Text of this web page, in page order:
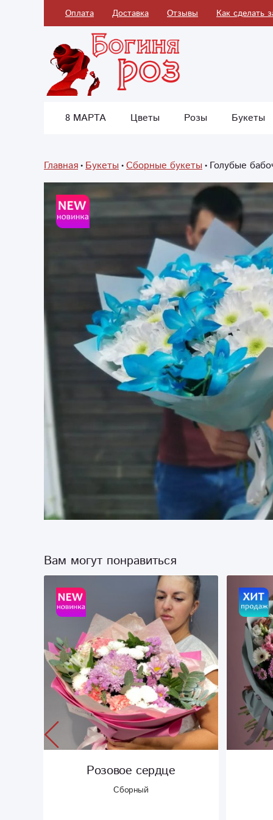
Оплата Доставка Отзывы Как сделать
8 МАРТА Цветы Розы Букеты
Главная Букеты Сборные букеты Голубые
Вам могут понравиться
Чародей
Сборный размер XL